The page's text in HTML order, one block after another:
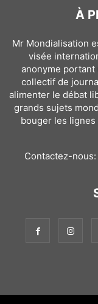
À
Mr Mondialisation
visée
anonyme portant
collectif de
alimenter le débat
grands sujets
bouger les
Contactez-nous: